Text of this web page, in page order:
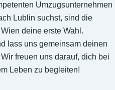
Umzugsunternehmen
Lublin suchst, sind die
deine erste Wahl.
lass uns gemeinsam deinen
freuen uns darauf, dich bei
Leben zu begleiten!